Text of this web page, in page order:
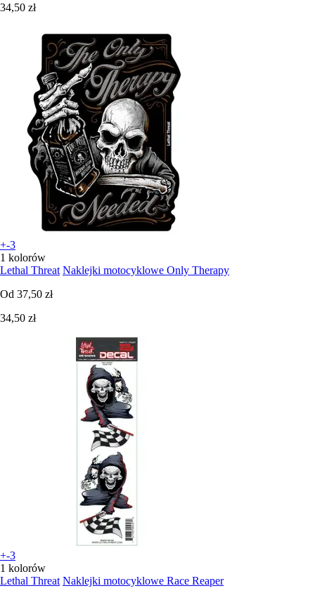
34,50 zł
+-3
1 kolorów
Lethal Threat Naklejki motocyklowe Only Therapy
Od 37,50 zł
34,50 zł
+-3
1 kolorów
Lethal Threat Naklejki motocyklowe Race Reaper